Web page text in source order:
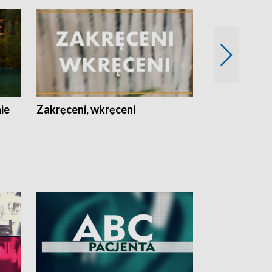
Zakręceni, wkręceni